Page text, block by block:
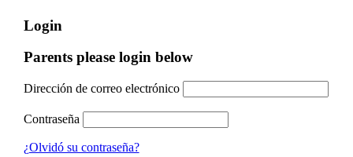
Login
Parents please login below
Dirección de correo electrónico
Contraseña
¿Olvidó su contraseña?